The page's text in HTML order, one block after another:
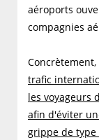
aéroports
compagnies
Concrètement,
trafic
les voyageurs
afin d'éviter
grippe de type